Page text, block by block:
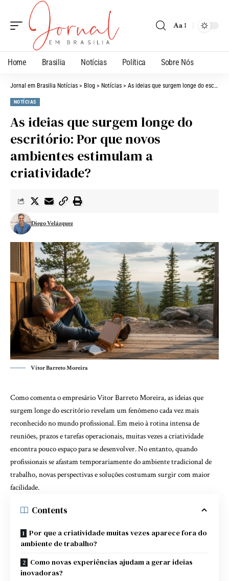
Aa
Home Brasilia Notícias Política Sobre Nós
Jornal em Brasilia Notícias > Blog > Notícias > As ideias que surgem longe do escritório: Por que novos ambientes estimulam a criatividade?
NOTÍCIAS
As ideias que surgem longe do
escritório: Por que novos
ambientes estimulam a
criatividade?
Diego Velázquez
Vitor Barreto Moreira
Como comenta o empresário Vitor Barreto Moreira, as ideias que
surgem longe do escritório revelam um fenômeno cada vez mais
reconhecido no mundo profissional. Em meio à rotina intensa de
reuniões, prazos e tarefas operacionais, muitas vezes a criatividade
encontra pouco espaço para se desenvolver. No entanto, quando
profissionais se afastam temporariamente do ambiente tradicional de
trabalho, novas perspectivas e soluções costumam surgir com maior
facilidade.
Contents
Por que a criatividade muitas vezes aparece fora do
ambiente de trabalho?
Como novas experiências ajudam a gerar ideias
inovadoras?